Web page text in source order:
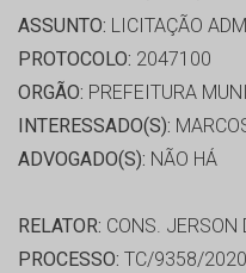
ASSUNTO: LICITAÇÃO
PROTOCOLO: 2047100
ORGÃO: PREFEITURA
INTERESSADO(S):
ADVOGADO(S): NÃO HÁ
RELATOR: CONS. JERSON
PROCESSO: TC/9358/2020